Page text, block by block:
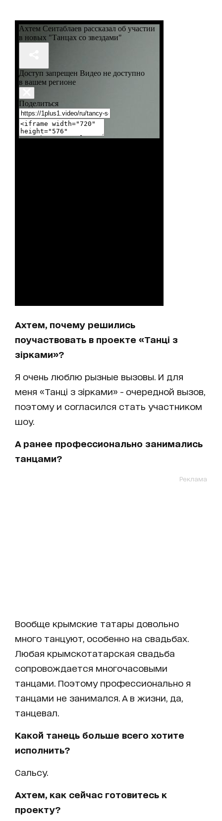
Ахтем, почему решились
поучаствовать в проекте «Танці з
зірками»?
Я очень люблю рызные вызовы. И для
меня «Танці з зірками» - очередной вызов,
поэтому и согласился стать участником
шоу.
А ранее профессионально занимались
танцами?
Реклама
Вообще крымские татары довольно
много танцуют, особенно на свадьбах.
Любая крымскотатарская свадьба
сопровождается многочасовыми
танцами. Поэтому профессионально я
танцами не занимался. А в жизни, да,
танцевал.
Какой танець больше всего хотите
исполнить?
Сальсу.
Ахтем, как сейчас готовитесь к
проекту?